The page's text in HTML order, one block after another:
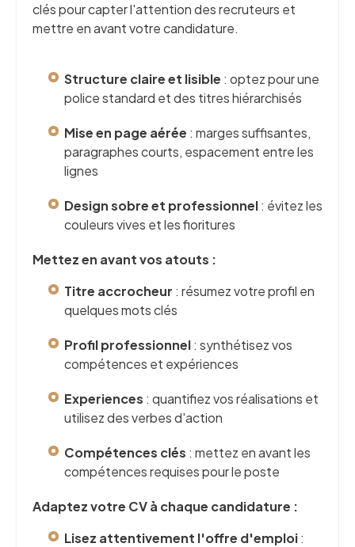
clés pour capter l'attention des recruteurs et
mettre en avant votre candidature.
Structure claire et lisible : optez pour une
police standard et des titres hiérarchisés
Mise en page aérée : marges suffisantes,
paragraphes courts, espacement entre les
lignes
Design sobre et professionnel: évitez les
couleurs vives et les fioritures
Mettez en avant vos atouts :
Titre accrocheur : résumez votre profil en
quelques mots clés
Profil professionnel: synthétisez vos
compétences et expériences
Experiences : quantifiez vos réalisations et
utilisez des verbes d'action
Compétences clés : mettez en avant les
compétences requises pour le poste
Adaptez votre CV à chaque candidature :
Lisez attentivement l'offre d'emploi: